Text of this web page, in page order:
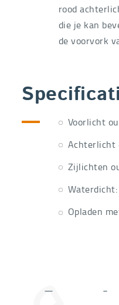
rood
die je kan
de voorvork
Voorlicht
Achterlicht
Zijlichten
Opladen